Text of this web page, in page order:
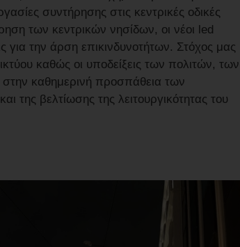
συντήρησης στις κεντρικές οδικές
των κεντρικών νησίδων, οι νέοι led
για την άρση επικινδυνοτήτων. Στόχος μας
καθώς οι υποδείξεις των πολιτών, των
καθημερινή προσπάθεια των
της βελτίωσης της λειτουργικότητας του